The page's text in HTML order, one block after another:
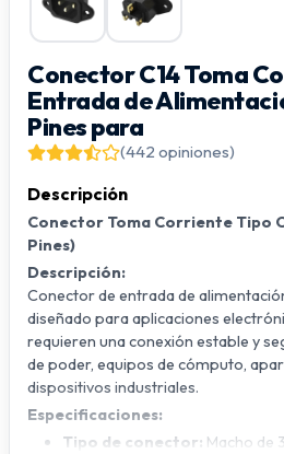
Conector C14 Toma
Entrada de
Pines para
(442 opiniones)
Descripción
Conector Toma Corriente Tipo
Pines)
Descripción:
Conector de entrada de
diseñado para aplicaciones
requieren una conexión estable y
de poder, equipos de cómputo,
dispositivos industriales.
Especificaciones:
Tipo de conector: Macho de